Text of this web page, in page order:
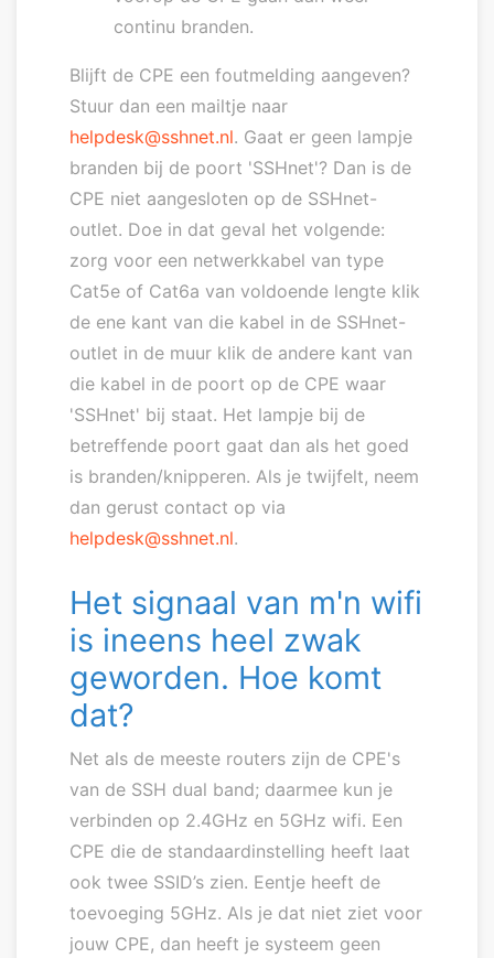
continu branden.
Blijft de CPE een foutmelding aangeven?
Stuur dan een mailtje naar
helpdesk@sshnet.nl. Gaat er geen lampje
branden bij de poort 'SSHnet'? Dan is de
CPE niet aangesloten op de SSHnet-
outlet. Doe in dat geval het volgende:
zorg voor een netwerkkabel van type
Cat5e of Cat6a van voldoende lengte klik
de ene kant van die kabel in de SSHnet-
outlet in de muur klik de andere kant van
die kabel in de poort op de CPE waar
'SSHnet' bij staat. Het lampje bij de
betreffende poort gaat dan als het goed
is branden/knipperen. Als je twijfelt, neem
dan gerust contact op via
helpdesk@sshnet.nl.
Het signaal van m'n wifi
is ineens heel zwak
geworden. Hoe komt
dat?
Net als de meeste routers zijn de CPE's
van de SSH dual band; daarmee kun je
verbinden op 2.4GHz en 5GHz wifi. Een
CPE die de standaardinstelling heeft laat
ook twee SSID’s zien. Eentje heeft de
toevoeging 5GHz. Als je dat niet ziet voor
jouw CPE, dan heeft je systeem geen